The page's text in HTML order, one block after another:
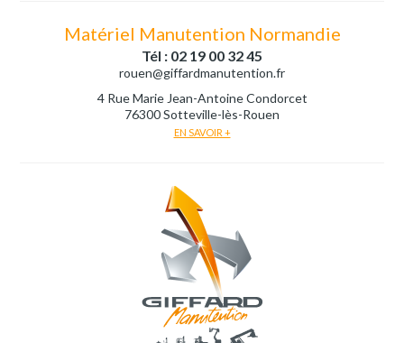
Matériel Manutention Normandie
Tél : 02 19 00 32 45
rouen@giffardmanutention.fr
4 Rue Marie Jean-Antoine Condorcet
76300 Sotteville-lès-Rouen
EN SAVOIR +